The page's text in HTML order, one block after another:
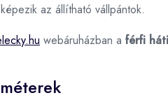
az állítható vállpántok.
webáruházban a férfi